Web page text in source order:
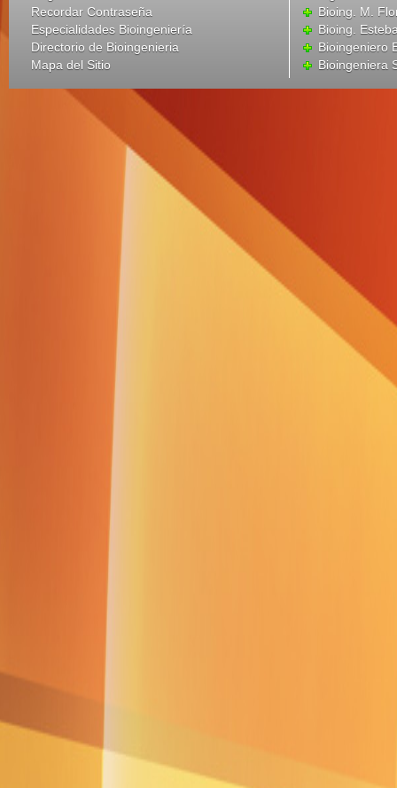
Recordar Contraseña
Especialidades Bioingeniería
Directorio de Bioingenieria
Mapa del Sitio
Bioing. M.
Bioing.
Bioingeniero
Bioingeniera